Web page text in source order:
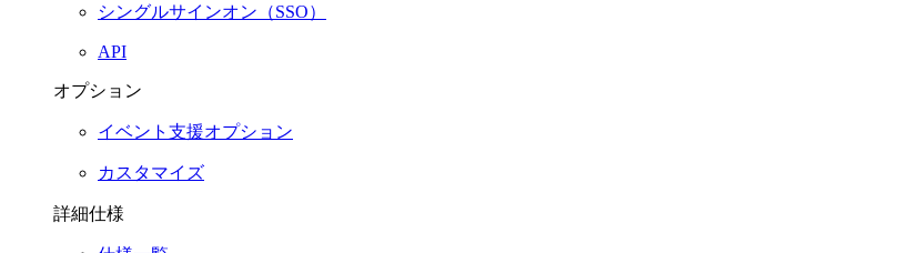
シングルサインオン（SSO）
API
オプション
イベント支援オプション
カスタマイズ
詳細仕様